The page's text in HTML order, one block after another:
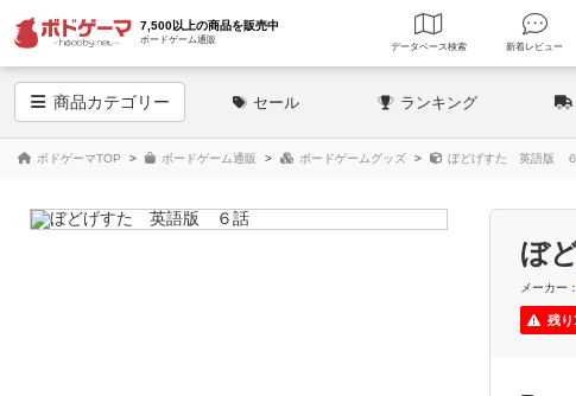
7,500以上の商品を販売中
ボードゲーム通販
データベース 検索
商品カテゴリー セール ランキング
ボドゲーマTOP ボードゲーム通販 ボードゲームグッズ ぼどげすた 英語版
ぼ
メーカー：
残り